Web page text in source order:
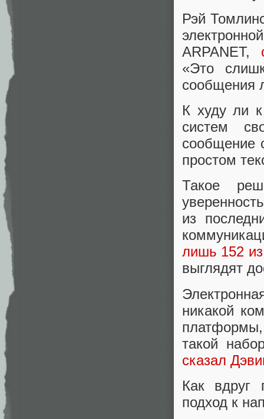
Рэй
ARPANET,
«Это
сообщения
К худу ли
систем
сообщение
простом
Такое
из
лишь 152
выглядят
никакой
такой
сказал
Как вдруг
подход к